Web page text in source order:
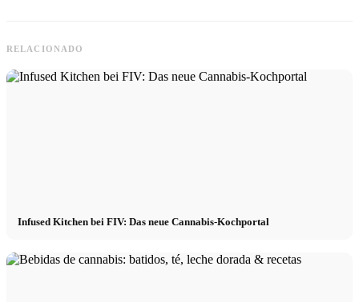
RELACIONADO
Infused Kitchen bei FIV: Das neue Cannabis-Kochportal